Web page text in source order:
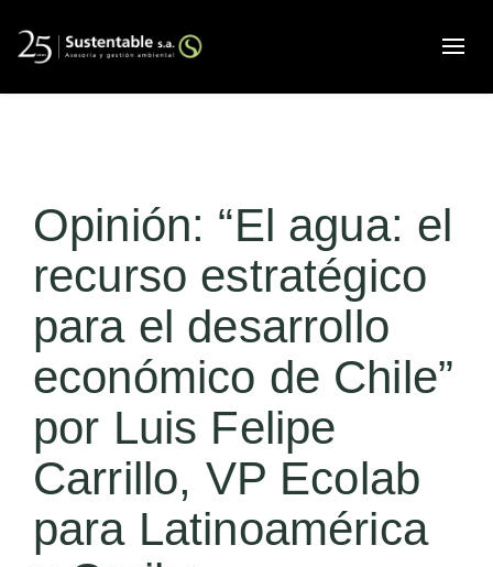
Opinión: “El agua: el
recurso estratégico
para el desarrollo
económico de Chile”
por Luis Felipe
Carrillo, VP Ecolab
para Latinoamérica